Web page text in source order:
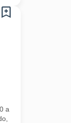
a